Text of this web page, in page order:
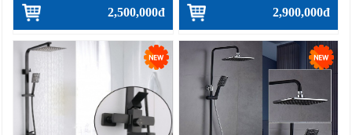
2,500,000đ 2,900,000đ